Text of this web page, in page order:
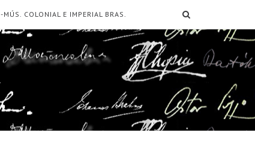
-MÚS. COLONIAL E IMPERIAL BRAS.